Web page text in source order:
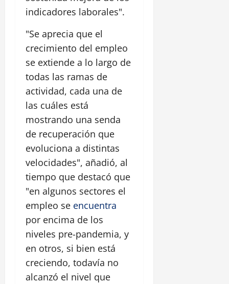
indicadores laborales".
"Se aprecia que el
crecimiento del empleo
se extiende a lo largo de
todas las ramas de
actividad, cada una de
las cuáles está
mostrando una senda
de recuperación que
evoluciona a distintas
velocidades", añadió, al
tiempo que destacó que
"en algunos sectores el
empleo se encuentra
por encima de los
niveles pre-pandemia, y
en otros, si bien está
creciendo, todavía no
alcanzó el nivel que